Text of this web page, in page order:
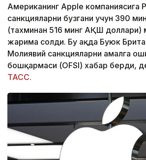
Американинг Apple компаниясига
санкцияларни бузгани учун 390
(тахминан 516 минг АҚШ доллари)
жарима солди. Бу ҳақда Буюк
Молиявий санкцияларни амалга
бошқармаси (OFSI) хабар берди,
ТАСС.